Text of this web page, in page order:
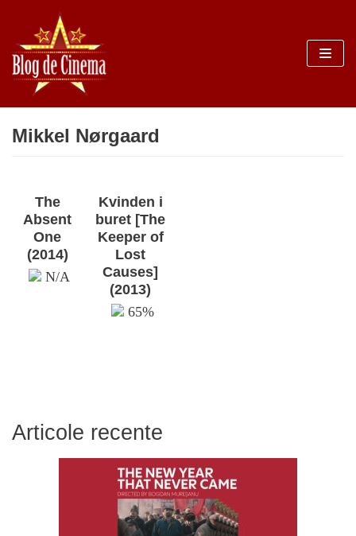
Sari
la
conținut
Mikkel Nørgaard
The
Absent
One
(2014)
N/A
Kvinden i
buret [The
Keeper of
Lost
Causes]
(2013)
65%
Articole recente